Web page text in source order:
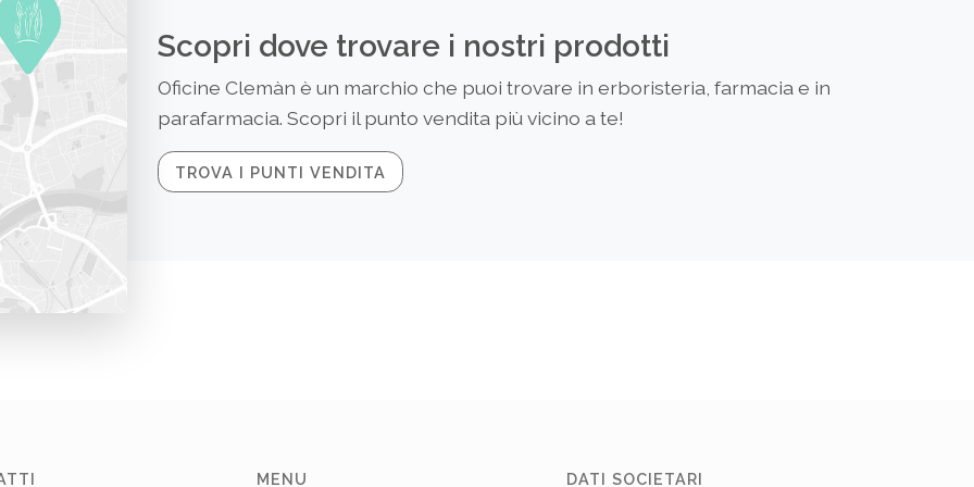
Scopri dove trovare i nostri prodotti
Oficine Clemàn è un marchio che puoi trovare in erboristeria, farmacia e in
parafarmacia. Scopri il punto vendita più vicino a te!
TROVA I PUNTI VENDITA
MENU DATI SOCIETARI